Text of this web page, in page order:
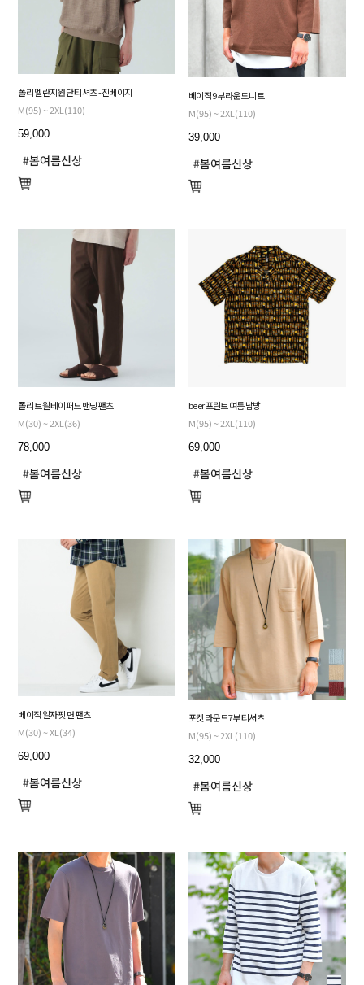
폴리 멜란지 원단 티셔츠 - 진베이지
M(95) ~ 2XL(110)
59,000
베이직 9부 라운드 니트
M(95) ~ 2XL(110)
39,000
폴리 트윌 테이퍼드 밴딩 팬츠
M(30) ~ 2XL(36)
78,000
beer 프린트 여름 남방
M(95) ~ 2XL(110)
69,000
베이직 일자 핏 면 팬츠
M(30) ~ XL(34)
69,000
포켓 라운드 7부 티셔츠
M(95) ~ 2XL(110)
32,000